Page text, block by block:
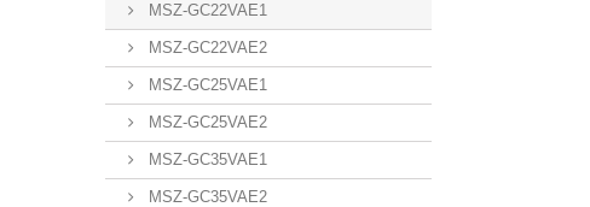
MSZ-GC22VAE1
MSZ-GC22VAE2
MSZ-GC25VAE1
MSZ-GC25VAE2
MSZ-GC35VAE1
MSZ-GC35VAE2